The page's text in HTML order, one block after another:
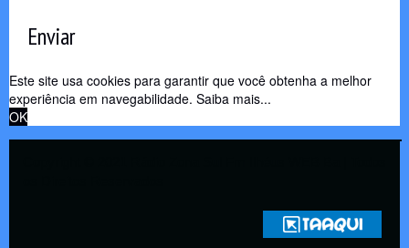
Enviar
Este site usa cookies para garantir que você obtenha a melhor
experiência em navegabilidade. Saiba mais...
OK